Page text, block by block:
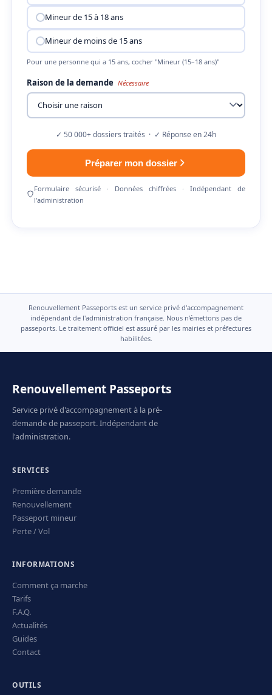
Mineur de 15 à 18 ans
Mineur de moins de 15 ans
Pour une personne qui a 15 ans, cocher "Mineur (15–18 ans)"
Raison de la demande Nécessaire
✓ 50 000+ dossiers traités · ✓ Réponse en 24h
Préparer mon dossier
Formulaire sécurisé · Données chiffrées · Indépendant de
l'administration
Renouvellement Passeports est un service privé d'accompagnement
indépendant de l'administration française. Nous n'émettons pas de
passeports. Le traitement officiel est assuré par les mairies et préfectures
habilitées.
Renouvellement Passeports
Service privé d'accompagnement à la pré-
demande de passeport. Indépendant de
l'administration.
SERVICES
Première demande
Renouvellement
Passeport mineur
Perte / Vol
INFORMATIONS
Comment ça marche
Tarifs
F.A.Q.
Actualités
Guides
Contact
OUTILS